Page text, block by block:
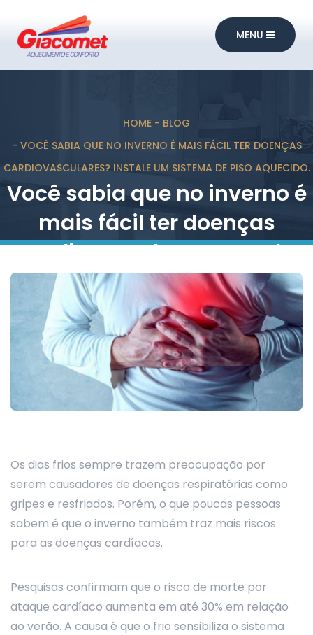
MENU
HOME
BLOG
VOCÊ SABIA QUE NO INVERNO É MAIS FÁCIL TER DOENÇAS
CARDIOVASCULARES? INSTALE UM SISTEMA DE PISO AQUECIDO.
Você sabia que no inverno é
mais fácil ter doenças
cardiovasculares? Instale
um sistema de piso
aquecido.
Os dias frios sempre trazem preocupação por
serem causadores de doenças respiratórias como
gripes e resfriados. Porém, o que poucas pessoas
sabem é que o inverno também traz mais riscos
para as doenças cardíacas.
Pesquisas confirmam que o risco de morte por
ataque cardíaco aumenta em até 30% em relação
ao verão. A causa é que o frio sensibiliza o sistema